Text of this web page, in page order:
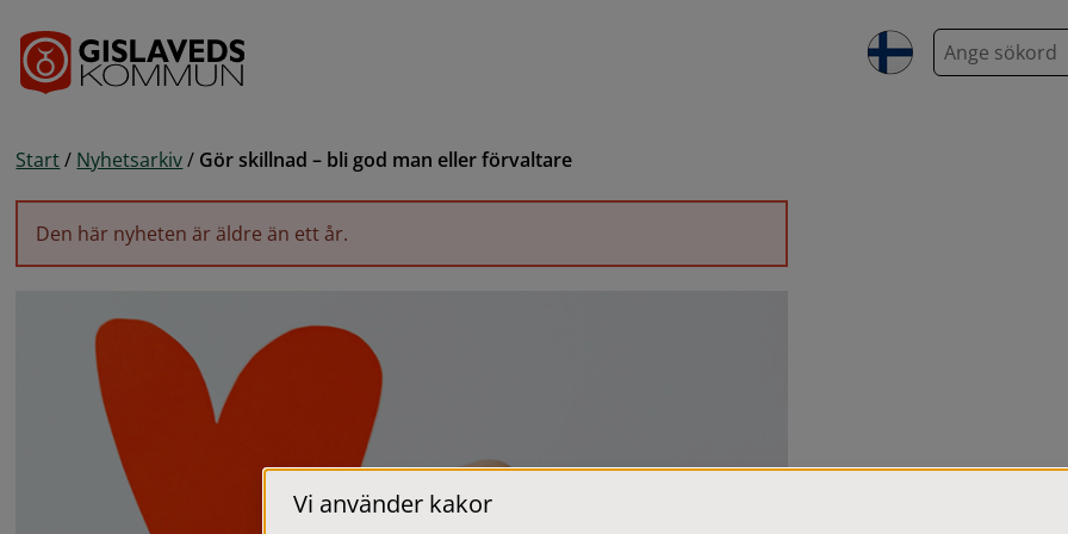
S
ö
Start / Nyhetsarkiv / Gör skillnad – bli god man eller förvaltare
Den här nyheten är äldre än ett år.
Vi använder kakor